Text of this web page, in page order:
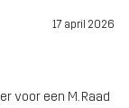
17 april 2026
voor een M. Raad